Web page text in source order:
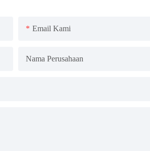
Email Kami
Nama Perusahaan